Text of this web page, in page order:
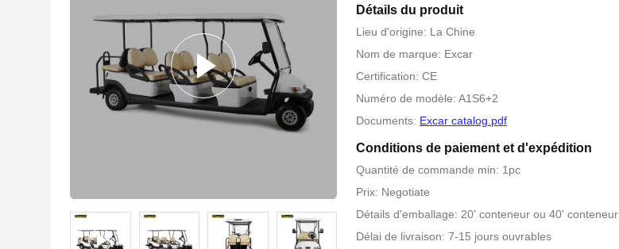
Détails du produit
Lieu d'origine: La Chine
Nom de marque: Excar
Certification: CE
Numéro de modèle: A1S6+2
Documents: Excar catalog.pdf
Conditions de paiement et d'expédition
Quantité de commande min: 1pc
Prix: Negotiate
Détails d'emballage: 20' conteneur ou 40' conteneur
Délai de livraison: 7-15 jours ouvrables